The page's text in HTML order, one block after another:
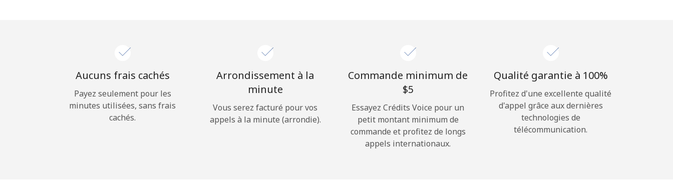
Bonjour!
INSCRIVEZ-VOUS →
Aucuns frais cachés
Payez seulement pour les
minutes utilisées, sans frais
cachés.
Arrondissement à la
minute
Vous serez facturé pour vos
appels à la minute (arrondie).
Commande minimum de
⁦$5⁩
Essayez Crédits Voice pour un
petit montant minimum de
commande et profitez de longs
appels internationaux.
Qualité garantie à 100%
Profitez d'une excellente qualité
d'appel grâce aux dernières
technologies de
télécommunication.